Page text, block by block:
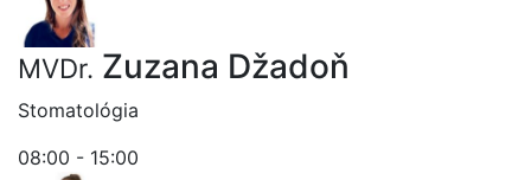
MVDr. Zuzana Džadoň
Stomatológia
08:00 - 15:00